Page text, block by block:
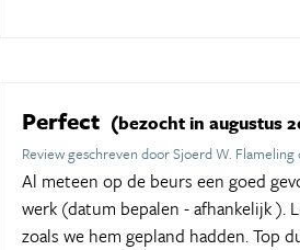
Perfect (bezocht in augustus
Review geschreven door Sjoerd W.
Al meteen op de beurs een goed
werk (datum bepalen - afhankelijk ).
zoals we hem gepland hadden. Top